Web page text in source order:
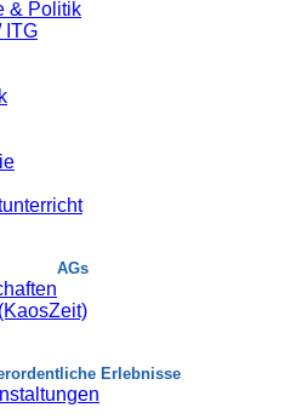
& Politik
ITG
AGs
Erlebnisse